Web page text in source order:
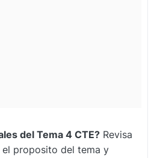
del Tema 4 CTE? Revisa
el proposito del tema y